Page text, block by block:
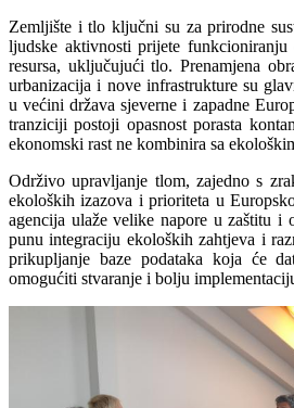
Zemljište i tlo ključni su za prirodne
ljudske aktivnosti prijete funkcioniranju
resursa, uključujući tlo. Prenamjena
urbanizacija i nove infrastrukture su
u većini država sjeverne i zapadne
tranziciji postoji opasnost porasta
ekonomski rast ne kombinira sa
Održivo upravljanje tlom, zajedno s
ekoloških izazova i prioriteta u
agencija ulaže velike napore u zaštitu i
punu integraciju ekoloških zahtjeva i
prikupljanje baze podataka koja će
omogućiti stvaranje i bolju